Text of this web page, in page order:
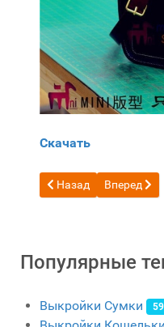
Скачать
Предыдущий:
Назад Вперед
Популярные
Выкройки Сумки